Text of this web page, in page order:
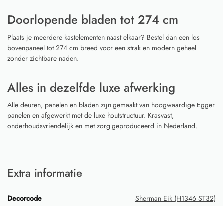
Doorlopende bladen tot 274 cm
Plaats je meerdere kastelementen naast elkaar? Bestel dan een los
bovenpaneel tot 274 cm breed voor een strak en modern geheel
zonder zichtbare naden.
Alles in dezelfde luxe afwerking
Alle deuren, panelen en bladen zijn gemaakt van hoogwaardige Egger
panelen en afgewerkt met de luxe houtstructuur. Krasvast,
onderhoudsvriendelijk en met zorg geproduceerd in Nederland.
Extra informatie
Decorcode Sherman Eik (H1346 ST32)